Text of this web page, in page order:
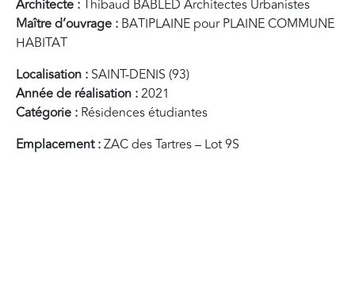
Architecte :Thibaud BABLED Architectes Urbanistes
Maître d’ouvrage : BATIPLAINE pour PLAINE COMMUNE
HABITAT
Localisation : SAINT-DENIS (93)
Année de réalisation :2021
Catégorie : Résidences étudiantes
Emplacement :ZAC des Tartres – Lot 9S